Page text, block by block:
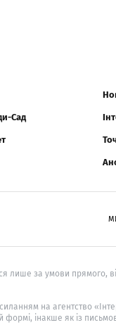
Сад
лише за умови прямого,
на агентство
інакше як із